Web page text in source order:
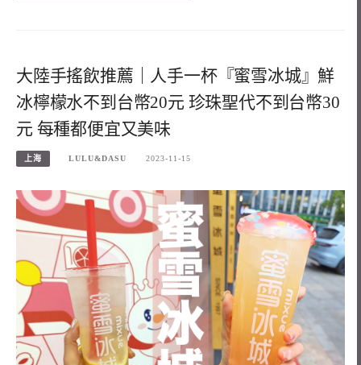
大陸手搖飲推薦｜人手一杯『蜜雪冰城』鮮
冰檸檬水不到台幣20元 珍珠聖代不到台幣30
元 每種都便宜又美味
上海 LULU&DASU 2023-11-15